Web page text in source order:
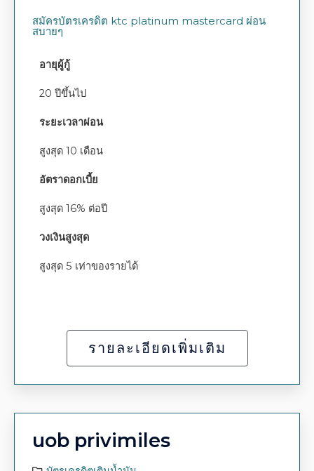
สมัครบัตรเครดิต ktc platinum mastercard ผ่อน
สบายๆ
อายุผู้กู้
20 ปีขึ้นไป
ระยะเวลาผ่อน
สูงสุด 10 เดือน
อัตราดอกเบี้ย
สูงสุด 16% ต่อปี
วงเงินสูงสุด
สูงสุด 5 เท่าของรายได้
รายละเอียดเพิ่มเติม
uob privimiles